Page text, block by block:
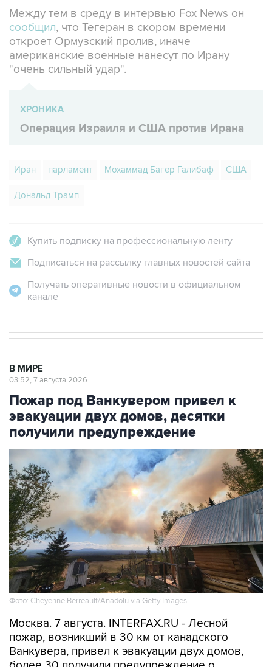
Между тем в среду в интервью Fox News он
сообщил, что Тегеран в скором времени
откроет Ормузский пролив, иначе
американские военные нанесут по Ирану
"очень сильный удар".
ХРОНИКА
Операция Израиля и США против Ирана
Иран парламент Мохаммад Багер Галибаф США
Дональд Трамп
Купить подписку на профессиональную ленту
Подписаться на рассылку главных новостей сайта
Получать оперативные новости в официальном
канале
В МИРЕ
03:52, 7 августа 2026
Пожар под Ванкувером привел к
эвакуации двух домов, десятки
получили предупреждение
Фото: Cheyenne Berreault/Anadolu via Getty Images
Москва. 7 августа. INTERFAX.RU - Лесной
пожар, возникший в 30 км от канадского
Ванкувера, привел к эвакуации двух домов,